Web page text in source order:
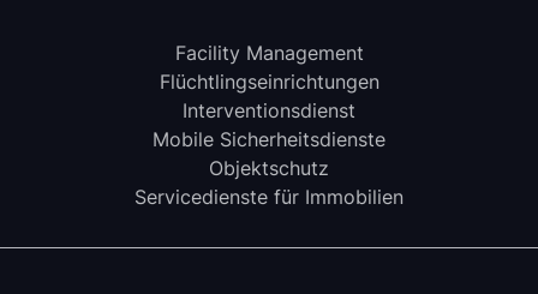
Facility Management
Flüchtlingseinrichtungen
Interventionsdienst
Mobile Sicherheitsdienste
Objektschutz
Servicedienste für Immobilien